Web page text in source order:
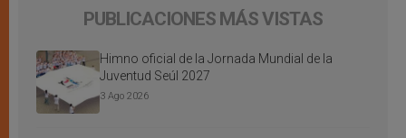
PUBLICACIONES MÁS VISTAS
Himno oficial de la Jornada Mundial de la
Juventud Seúl 2027
3 Ago 2026